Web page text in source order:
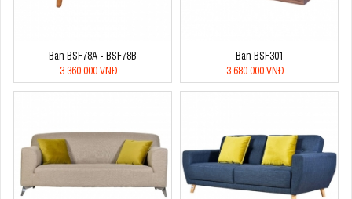
Bàn BSF78A - BSF78B
3.360.000 VNĐ
Bàn BSF301
3.680.000 VNĐ